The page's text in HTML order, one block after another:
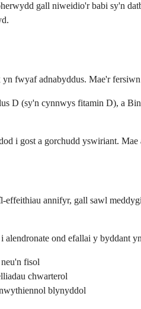
gall niweidio'r babi sy'n
yn fwyaf adnabyddus. Mae'r
D (sy'n cynnwys fitamin D), a
i gost a gorchudd yswiriant.
annifyr, gall sawl
ond efallai y byddant
fisol
chwarterol
blynyddol